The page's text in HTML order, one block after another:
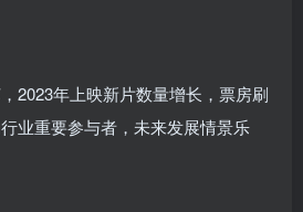
2023年上映新片数量增长，票房刷
业重要参与者，未来发展情景乐